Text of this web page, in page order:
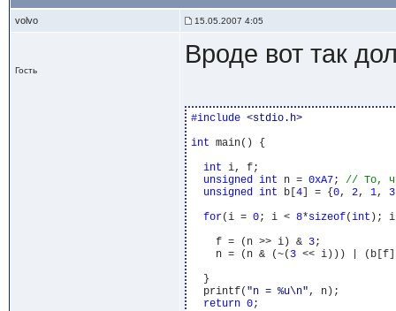
volvo 15.05.2007 4:05
Гость
Вроде вот так
#include <stdio.h>
int main() {
int i, f;
unsigned int n = 0xA7;
unsigned int b[ 4] = { 0, 2, 1, 3
for(i = 0; i < 8*sizeof(int ); i
    f = (n >> i) &
3;
    n = (n & (~(
3 << i))) | (b[f]
  }
  printf(
"n = %u\n", n);
return 0;